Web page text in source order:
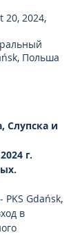
20, 2024,
Польша
Слупска и
г.
PKS Gdańsk,
в